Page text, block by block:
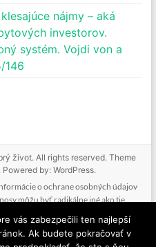
nájmy – aká
investorov.
systém. Vojdi von a
146
život. All rights reserved. Theme
by:WordPress.
o ochrane osobných údajov
môžu byť radikálne iné ako tie
Tak ako nebudeme mať podiel
ani za vaše straty. Poskytované
Nič z toho, čo je na tejto stránke, v
vás zabezpečili ten najlepší
Ak budete pokračovať v